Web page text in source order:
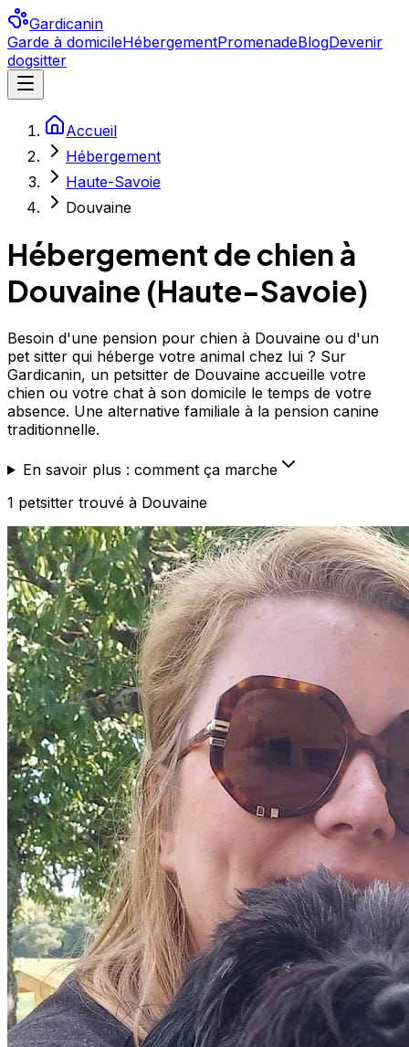
Gardicanin
Garde à domicileHébergementPromenadeBlogDevenir
dogsitter
Accueil
Hébergement
Haute-Savoie
Douvaine
Hébergement de chien à
Douvaine (Haute-Savoie)
Besoin d'une pension pour chien à Douvaine ou d'un
pet sitter qui héberge votre animal chez lui ? Sur
Gardicanin, un petsitter de Douvaine accueille votre
chien ou votre chat à son domicile le temps de votre
absence. Une alternative familiale à la pension canine
traditionnelle.
En savoir plus : comment ça marche
1 petsitter trouvé à Douvaine